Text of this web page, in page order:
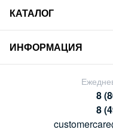
Mustang
Философия
Устойчивое развитие
Сотрудничество
КАТАЛОГ
Новая коллекция
Гид по мужскому
Гид по женскому
ИНФОРМАЦИЯ
Условия продажи
Политика
8
8